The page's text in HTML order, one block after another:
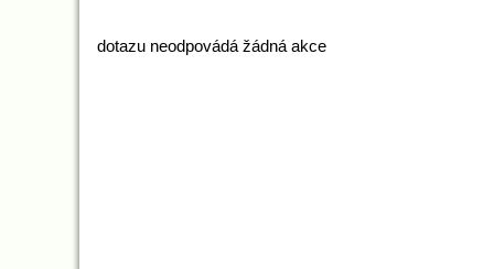
dotazu neodpovádá žádná akce